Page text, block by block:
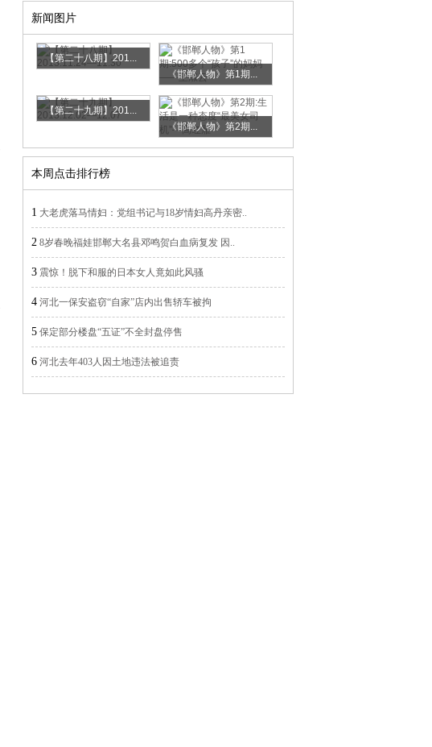
新闻图片
【第二十八期】201...
《邯郸人物》第1期...
【第二十九期】201...
《邯郸人物》第2期...
本周点击排行榜
1 大老虎落马情妇：党组书记与18岁情妇高丹亲密..
2 8岁春晚福娃邯郸大名县邓鸣贺白血病复发 因..
3 震惊！脱下和服的日本女人竟如此风骚
4 河北一保安盗窃“自家”店内出售轿车被拘
5 保定部分楼盘“五证”不全封盘停售
6 河北去年403人因土地违法被追责